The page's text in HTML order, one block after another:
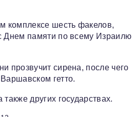
комплексе шесть факелов,
Днем памяти по всему Израилю
прозвучит сирена, после чего
гетто.
других государствах.